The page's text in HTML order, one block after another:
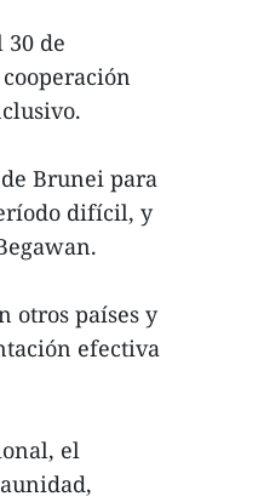
de
Brunei para
difícil, y
otros países y
efectiva
el